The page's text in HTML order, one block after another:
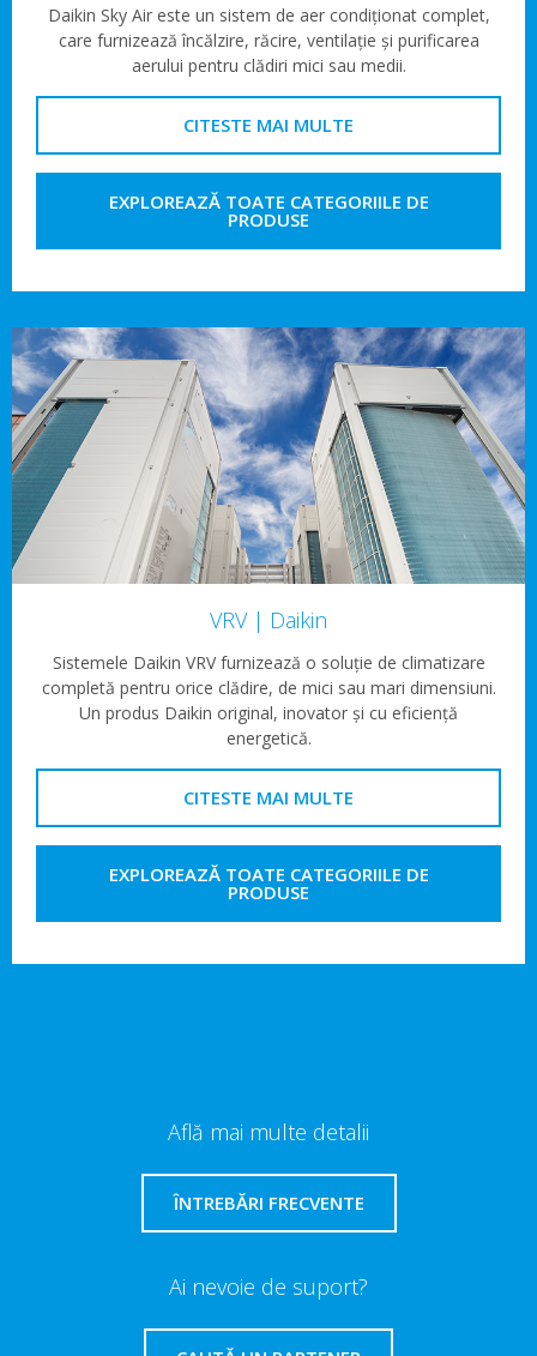
Daikin Sky Air este un sistem de aer condiționat complet,
care furnizează încălzire, răcire, ventilație și purificarea
aerului pentru clădiri mici sau medii.
CITESTE MAI MULTE
EXPLOREAZĂ TOATE CATEGORIILE DE
PRODUSE
VRV | Daikin
Sistemele Daikin VRV furnizează o soluție de climatizare
completă pentru orice clădire, de mici sau mari dimensiuni.
Un produs Daikin original, inovator și cu eficiență
energetică.
CITESTE MAI MULTE
EXPLOREAZĂ TOATE CATEGORIILE DE
PRODUSE
Află mai multe detalii
ÎNTREBĂRI FRECVENTE
Ai nevoie de suport?